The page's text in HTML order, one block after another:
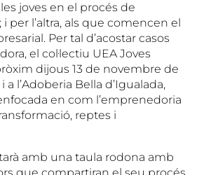
joves en el procés de
per l’altra, als que comencen el
Per tal d’acostar casos
el col·lectiu UEA Joves
dijous 13 de novembre de
a l’Adoberia Bella d’Igualada,
en com l’emprenedoria
reptes i
amb una taula rodona amb